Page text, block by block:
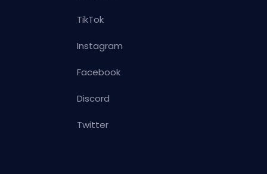
TikTok
Instagram
Facebook
Discord
Twitter